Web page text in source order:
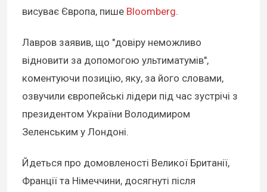
висуває Європа, пише Bloomberg.
Лавров заявив, що "довіру неможливо
відновити за допомогою ультиматумів",
коментуючи позицію, яку, за його словами,
озвучили європейські лідери під час зустрічі з
президентом України Володимиром
Зеленським у Лондоні.
Йдеться про домовленості Великої Британії,
Франції та Німеччини, досягнуті після